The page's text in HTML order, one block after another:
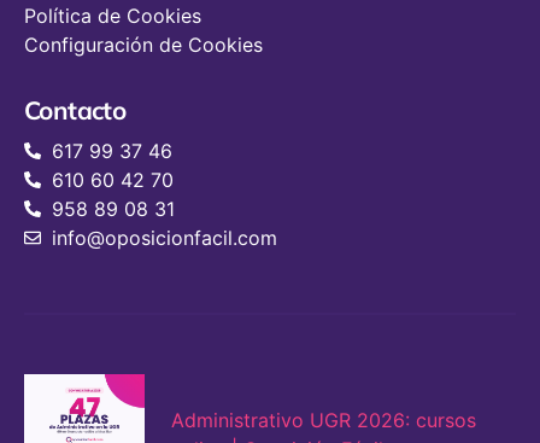
Política de Cookies
Configuración de Cookies
Contacto
617 99 37 46
610 60 42 70
958 89 08 31
info@oposicionfacil.com
Administrativo UGR 2026: cursos